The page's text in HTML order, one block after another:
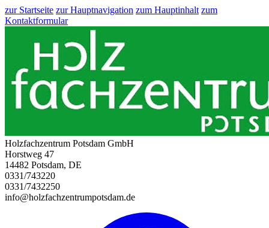
zur Startseite zur Hauptnavigation zum Hauptinhalt zum
Kontaktformular
Holzfachzentrum Potsdam GmbH
Horstweg 47
14482 Potsdam, DE
0331/743220
0331/7432250
info@holzfachzentrumpotsdam.de